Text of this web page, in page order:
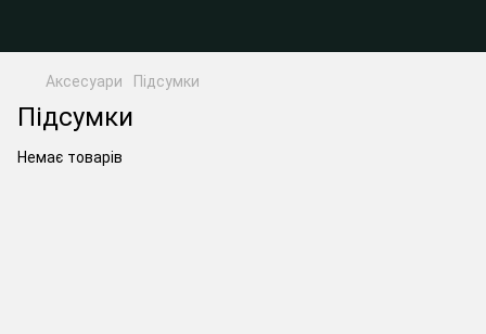
Аксесуари Підсумки
Підсумки
Немає товарів